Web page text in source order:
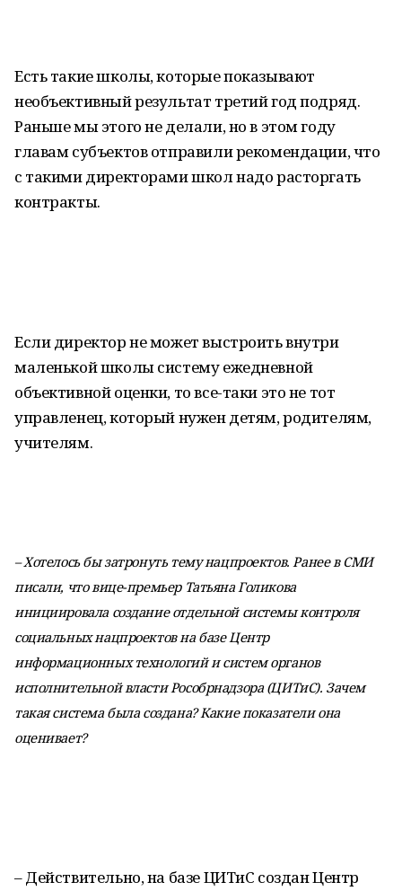
Есть такие школы, которые показывают
необъективный результат третий год подряд.
Раньше мы этого не делали, но в этом году
главам субъектов отправили рекомендации, что
с такими директорами школ надо расторгать
контракты.
Если директор не может выстроить внутри
маленькой школы систему ежедневной
объективной оценки, то все-таки это не тот
управленец, который нужен детям, родителям,
учителям.
– Хотелось бы затронуть тему нацпроектов. Ранее в СМИ
писали, что вице-премьер Татьяна Голикова
инициировала создание отдельной системы контроля
социальных нацпроектов на базе Центр
информационных технологий и систем органов
исполнительной власти Рособрнадзора (ЦИТиС). Зачем
такая система была создана? Какие показатели она
оценивает?
– Действительно, на базе ЦИТиС создан Центр